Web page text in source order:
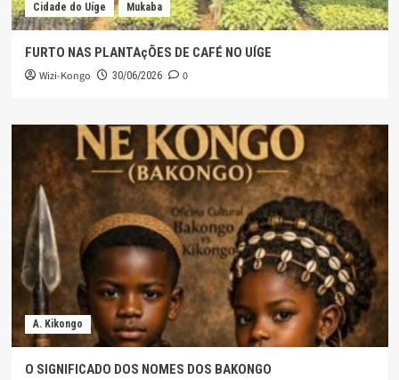
Cidade do Uíge Mukaba
FURTO NAS PLANTAçÕES DE CAFÉ NO UÍGE
Wizi-Kongo 30/06/2026 0
A. Kikongo
O SIGNIFICADO DOS NOMES DOS BAKONGO